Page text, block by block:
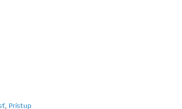
, Prístup